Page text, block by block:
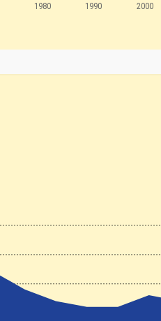
1980 1990 2000